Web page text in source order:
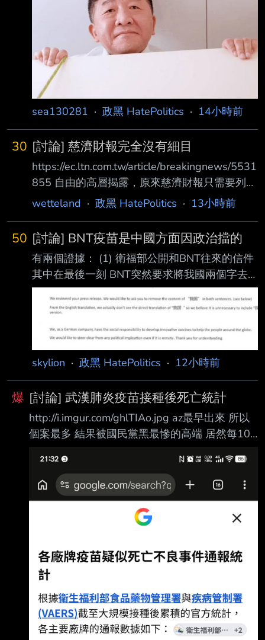
sea130281 · 政黑 HatePolitics · 14小時前
30 [討論] 慈濟財報完全沒有細目
https://ec.ltn.com.tw/article/breakingnews/5531
855 自由的高層揭露，原來慈濟財報只需要列總
目就可，明細都省略。 慈濟2021年為疫苗對外
支出63.86億元，這包括買疫苗的支出。 但因為
都沒有細目， 所以不知道買疫苗是花了35.16億
+28億， 還是63.86億裡面的多少錢。 35.16億
+28億=63.16億， 依當時匯率約2.2638億美
元。 這也與慈濟最近聲稱花2.05億美元，過去
宣稱1.75億美元，都
wetteland · 政黑 HatePolitics · 13小時前
50 [討論] BNT疫苗是中國方面因政治擋的
有兩個證據： (1) 衛福部公開和BNT往來的信件
其中在最後一刻 BNT突然要求將我國兩個字去
掉 https://i.mopix.cc/znsIxB.jpg 衛福部將我國改
成台灣後 就沒下文了 其中信件中的我國兩個中
BNT公司再複製下來 (2) 在郭台銘公開的 和BNT
大股東的信件 裡面有提到 BNT和台灣間的交易
沒能完成 只有一個原因 就是我們用的名稱 上海
態 但政府公佈協議 我方用的名稱 是用Republic
o
skylion · 政黑 HatePolitics · 12小時前
爆 [討論] 武漢肺炎疫苗接種後死亡統計
http://i.imgur.com/ghlTIAo.jpg az最早出來 所以
個案最多 結果被國民黨黑最慘的高端 居然每10
但是1.2人 真的表現很好阿 回過頭來看 真的就是
國民黨拼命抹黑台灣的生技產業 阿不就好加在高
端夠爭氣 除了內用還可以外銷 還被蔣萬安抹黑
是掩蓋了採購程序 結果是蔣萬安決議的 再度覺
得..... 國民黨你們好好躺平好嗎 --